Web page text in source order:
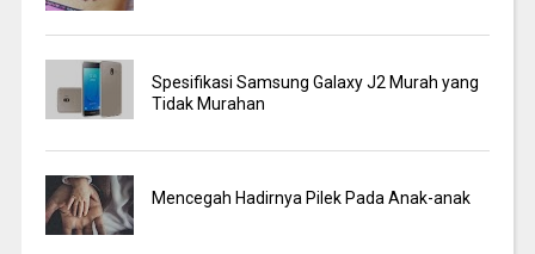
Spesifikasi Samsung Galaxy J2 Murah yang
Tidak Murahan
Mencegah Hadirnya Pilek Pada Anak-anak